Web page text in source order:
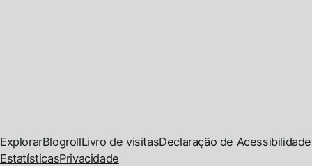
ExplorarBlogrollLivro de visitasDeclaração de Acessibilidade
EstatísticasPrivacidade